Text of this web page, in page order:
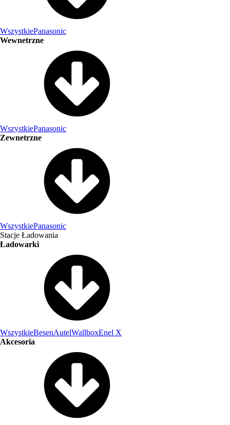
WszystkiePanasonic
Wewnetrzne
WszystkiePanasonic
Zewnetrzne
WszystkiePanasonic
Stacje Ładowania
Ładowarki
WszystkieBesenAutelWallboxEnel X
Akcesoria